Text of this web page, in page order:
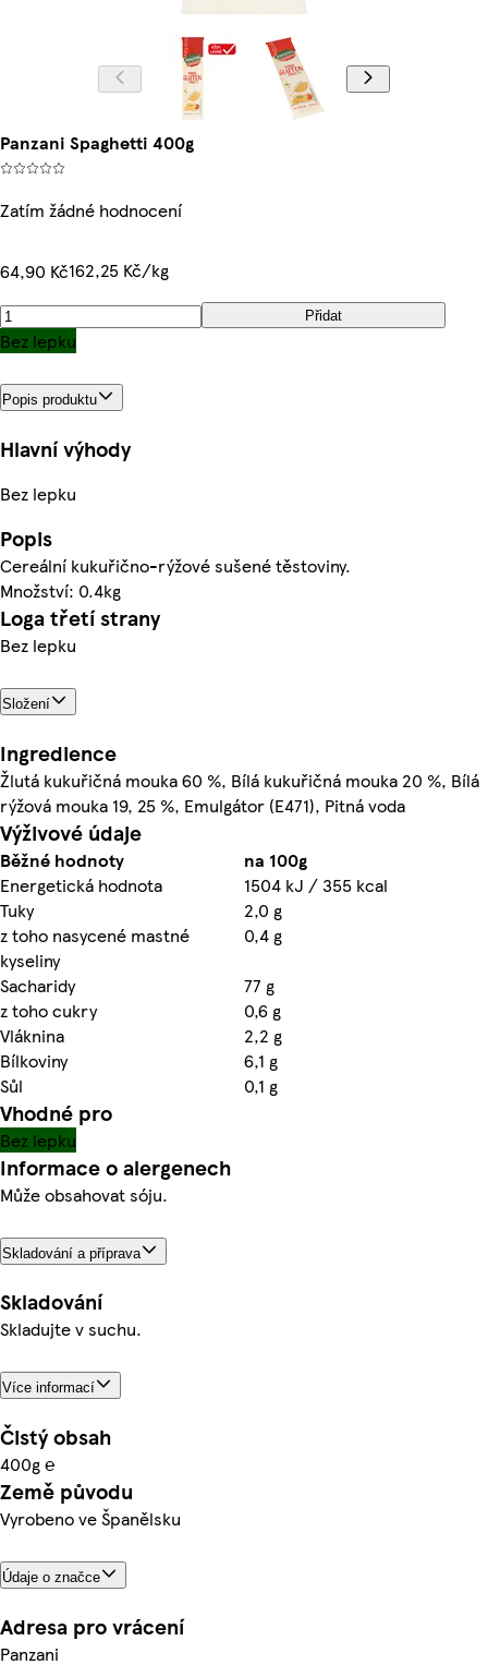
Panzani Spaghetti 400g
Zatím žádné hodnocení
64,90 Kč162,25 Kč/kg
Přidat
Bez lepku
Popis produktu
Hlavní výhody
Bez lepku
Popis
Cereální kukuřično-rýžové sušené těstoviny.
Množství: 0.4kg
Loga třetí strany
Bez lepku
Složení
Ingredience
Žlutá kukuřičná mouka 60 %, Bílá kukuřičná mouka 20 %, Bílá
rýžová mouka 19, 25 %, Emulgátor (E471), Pitná voda
Výživové údaje
Běžné hodnoty
na 100g
Energetická hodnota
1504 kJ / 355 kcal
Tuky
2,0 g
z toho nasycené mastné
kyseliny
0,4 g
Sacharidy
77 g
z toho cukry
0,6 g
Vláknina
2,2 g
Bílkoviny
6,1 g
Sůl
0,1 g
Vhodné pro
Bez lepku
Informace o alergenech
Může obsahovat sóju.
Skladování a příprava
Skladování
Skladujte v suchu.
Více informací
Čistý obsah
400g ℮
Země původu
Vyrobeno ve Španělsku
Údaje o značce
Adresa pro vrácení
Panzani